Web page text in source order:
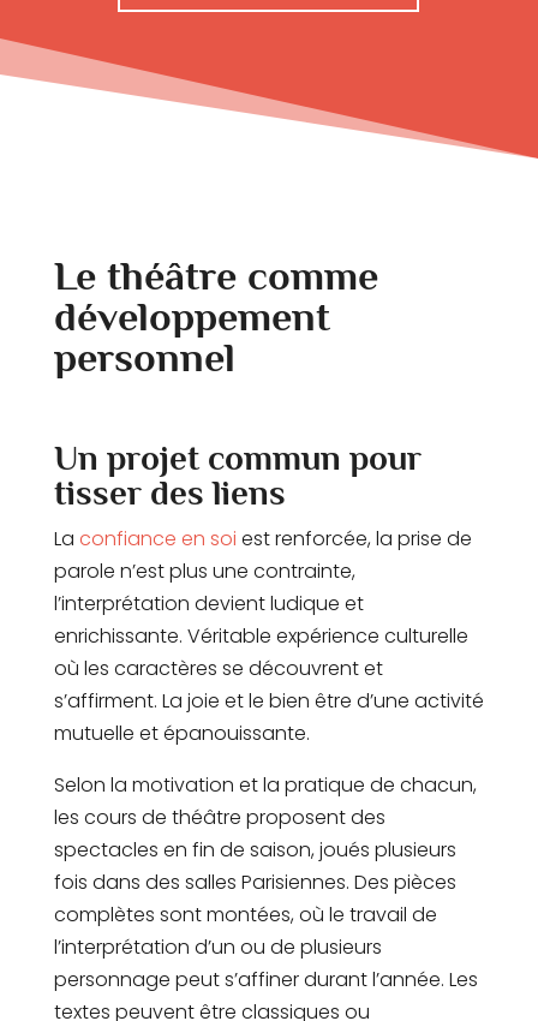
Le théâtre comme
développement
personnel
Un projet commun pour
tisser des liens
La confiance en soi est renforcée, la prise de
parole n’est plus une contrainte,
l’interprétation devient ludique et
enrichissante. Véritable expérience culturelle
où les caractères se découvrent et
s’affirment. La joie et le bien être d’une activité
mutuelle et épanouissante.
Selon la motivation et la pratique de chacun,
les cours de théâtre proposent des
spectacles en fin de saison, joués plusieurs
fois dans des salles Parisiennes. Des pièces
complètes sont montées, où le travail de
l’interprétation d’un ou de plusieurs
personnage peut s’affiner durant l’année. Les
textes peuvent être classiques ou